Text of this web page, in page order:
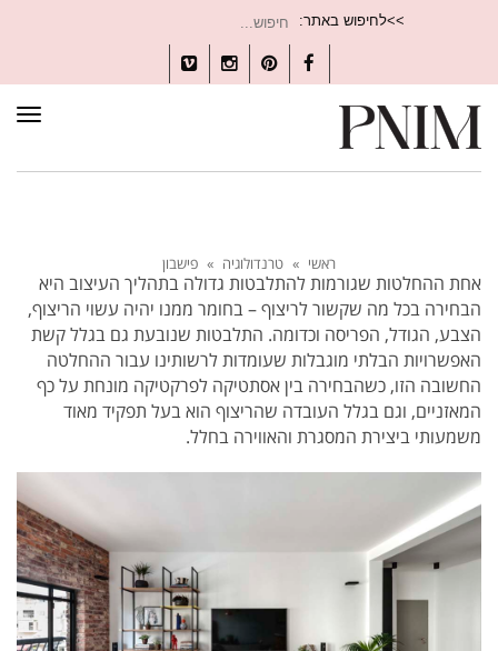
>>לחיפוש באתר:
עבור:
Facebook
Pinterest
Instagram
Vimeo
ראשי » טרנדולוגיה » פישבון
אחת ההחלטות שגורמות להתלבטות גדולה בתהליך העיצוב היא
הבחירה בכל מה שקשור לריצוף – בחומר ממנו יהיה עשוי הריצוף,
הצבע, הגודל, הפריסה וכדומה. התלבטות שנובעת גם בגלל קשת
האפשרויות הבלתי מוגבלות שעומדות לרשותינו עבור ההחלטה
החשובה הזו, כשהבחירה בין אסתטיקה לפרקטיקה מונחת על כף
המאזניים, וגם בגלל העובדה שהריצוף הוא בעל תפקיד מאוד
משמעותי ביצירת המסגרת והאווירה בחלל.